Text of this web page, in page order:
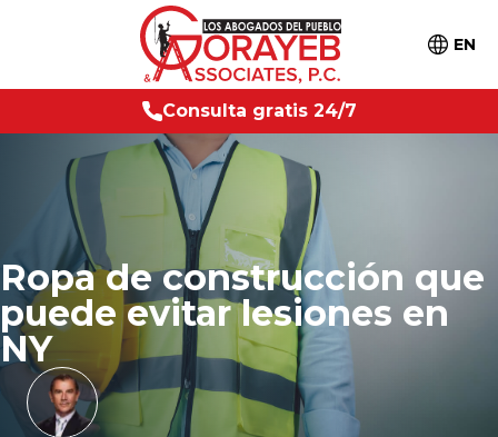
EN
Consulta gra
tis 24 /7
Ropa de construcción que
puede evitar lesiones en
NY